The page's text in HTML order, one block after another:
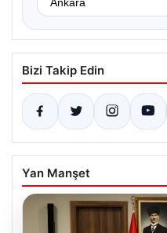
Bizi Takip Edin
Yan Manşet